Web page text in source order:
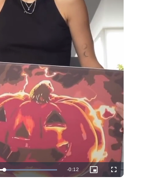
Loaded:
100.00%
Remaining
-0:12
Picture-
in-
Fullscreen